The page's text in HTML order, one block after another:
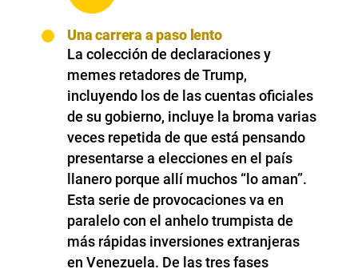
Una carrera a paso lento
La colección de declaraciones y
memes retadores de Trump,
incluyendo los de las cuentas oficiales
de su gobierno, incluye la broma varias
veces repetida de que está pensando
presentarse a elecciones en el país
llanero porque allí muchos “lo aman”.
Esta serie de provocaciones va en
paralelo con el anhelo trumpista de
más rápidas inversiones extranjeras
en Venezuela. De las tres fases